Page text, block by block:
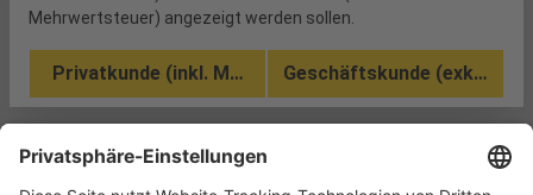
Keine Produkte gefunden.
Mehrwertsteuer) angezeigt werden sollen.
Privatkunde (inkl. MwSt.) Geschäftskunde (exkl.